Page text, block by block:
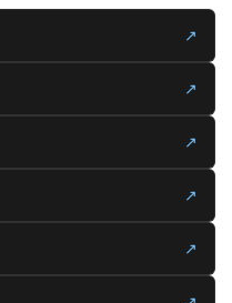
↗
↗
↗
↗
↗